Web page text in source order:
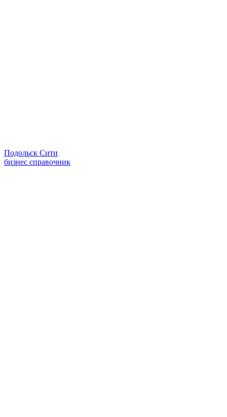
Подольск Сити
бизнес справочник